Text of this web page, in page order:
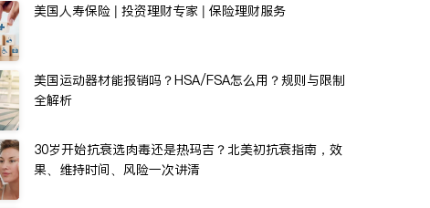
美国人寿保险 | 投资理财专家 | 保险理财服务
美国运动器材能报销吗？HSA/FSA怎么用？规则与限制
全解析
30岁开始抗衰选肉毒还是热玛吉？北美初抗衰指南，效
果、维持时间、风险一次讲清